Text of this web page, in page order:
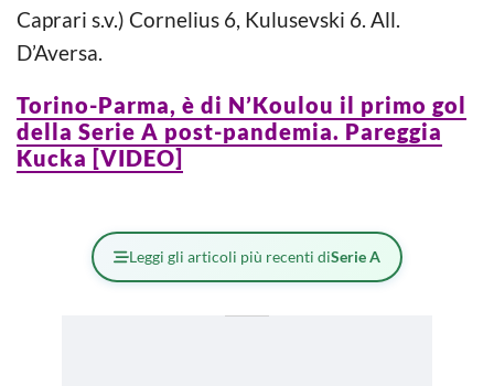
Caprari s.v.) Cornelius 6, Kulusevski 6. All.
D’Aversa.
Torino-Parma, è di N’Koulou il primo gol
della Serie A post-pandemia. Pareggia
Kucka [VIDEO]
Leggi gli articoli più recenti diSerie A